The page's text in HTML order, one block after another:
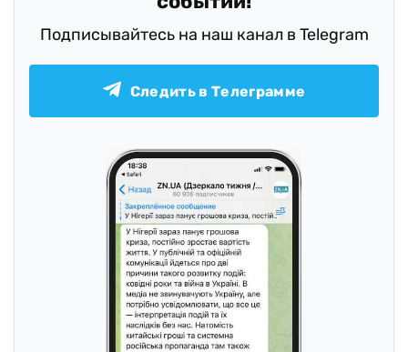
Подписывайтесь на наш канал в Telegram
Следить в Телеграмме